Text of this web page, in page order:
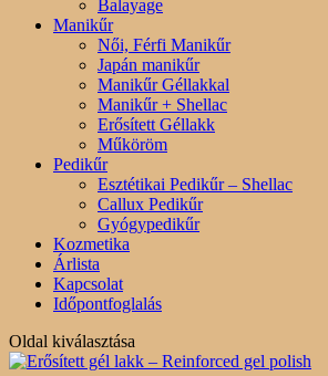
Balayage
Manikűr
Női, Férfi Manikűr
Japán manikűr
Manikűr Géllakkal
Manikűr + Shellac
Erősített Géllakk
Műköröm
Pedikűr
Esztétikai Pedikűr – Shellac
Callux Pedikűr
Gyógypedikűr
Kozmetika
Árlista
Kapcsolat
Időpontfoglalás
Oldal kiválasztása